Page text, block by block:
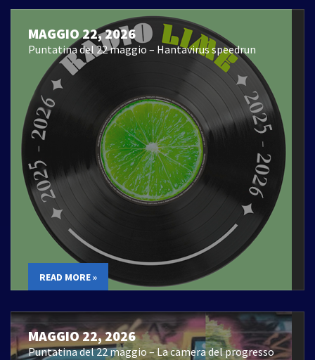
MAGGIO 22, 2026
Puntatina del 22 maggio – Hantavirus speedrun
READ MORE »
MAGGIO 22, 2026
Puntatina del 22 maggio – La camera del progresso